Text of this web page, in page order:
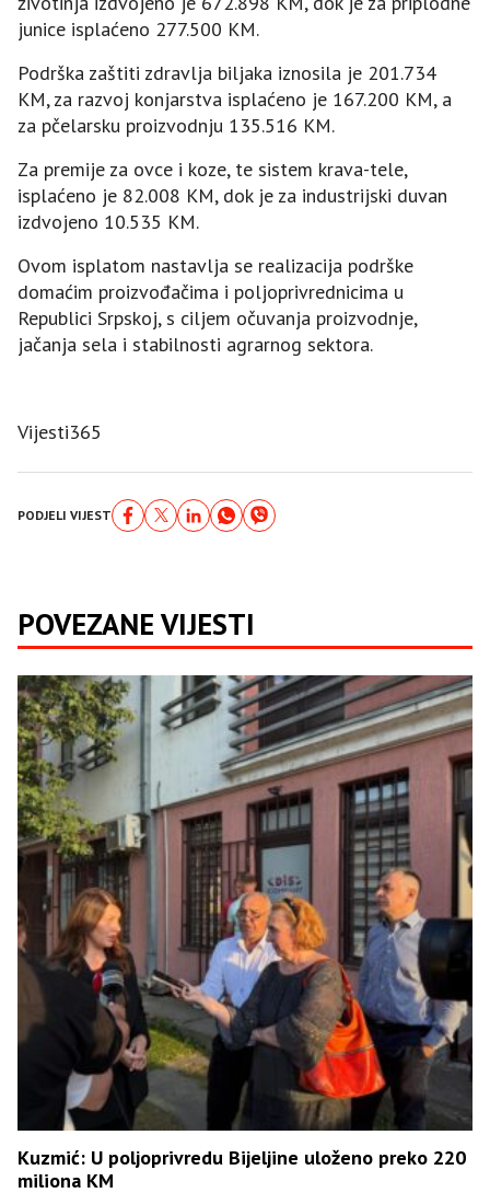
junice isplaćeno 277.500 KM.
Podrška zaštiti zdravlja biljaka iznosila je 201.734
KM, za razvoj konjarstva isplaćeno je 167.200 KM, a
za pčelarsku proizvodnju 135.516 KM.
Za premije za ovce i koze, te sistem krava-tele,
isplaćeno je 82.008 KM, dok je za industrijski duvan
izdvojeno 10.535 KM.
Ovom isplatom nastavlja se realizacija podrške
domaćim proizvođačima i poljoprivrednicima u
Republici Srpskoj, s ciljem očuvanja proizvodnje,
jačanja sela i stabilnosti agrarnog sektora.
Vijesti365
PODJELI VIJEST
POVEZANE VIJESTI
Kuzmić: U poljoprivredu Bijeljine uloženo preko 220
miliona KM